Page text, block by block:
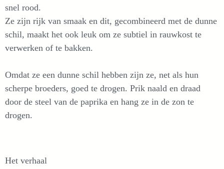
snel rood.
Ze zijn rijk van smaak en dit, gecombineerd met de dunne
schil, maakt het ook leuk om ze subtiel in rauwkost te
verwerken of te bakken.
Omdat ze een dunne schil hebben zijn ze, net als hun
scherpe broeders, goed te drogen. Prik naald en draad
door de steel van de paprika en hang ze in de zon te
drogen.
Het verhaal